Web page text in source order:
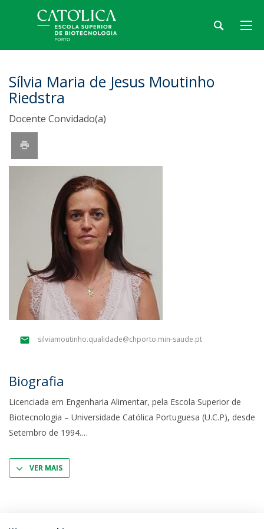
Sílvia Maria de Jesus Moutinho
Riedstra
Docente Convidado(a)
silviamoutinho.qualidade@chporto.min-saude.pt
Biografia
Licenciada em Engenharia Alimentar, pela Escola Superior de
Biotecnologia – Universidade Católica Portuguesa (U.C.P), desde
Setembro de 1994.
VER MAIS